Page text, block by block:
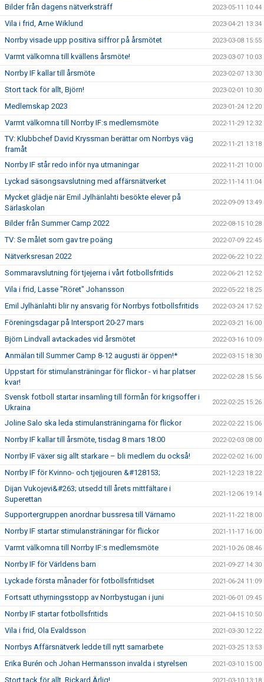
Bilder från dagens nätverksträff 2023-05-11 10:44
Vila i frid, Arne Wiklund 2023-04-21 13:34
Norrby visade upp positiva siffror på årsmötet 2023-03-08 15:55
Varmt välkomna till kvällens årsmöte! 2023-03-07 10:03
Norrby IF kallar till årsmöte 2023-02-07 13:30
Stort tack för allt, Björn! 2023-02-01 10:30
Medlemskap 2023 2023-01-24 12:20
Varmt välkomna till Norrby IF:s medlemsmöte 2022-11-29 12:32
TV: Klubbchef David Kryssman berättar om Norrbys väg
framåt
2022-11-21 13:18
Norrby IF står redo inför nya utmaningar 2022-11-21 10:00
Lyckad säsongsavslutning med affärsnätverket 2022-11-14 11:04
Mycket glädje när Emil Jylhänlahti besökte elever på
Särlaskolan
2022-09-09 13:49
Bilder från Summer Camp 2022 2022-08-15 10:28
TV: Se målet som gav tre poäng 2022-07-09 22:45
Nätverksresan 2022 2022-06-22 10:22
Sommaravslutning för tjejerna i vårt fotbollsfritids 2022-06-21 12:52
Vila i frid, Lasse "Röret" Johansson 2022-05-22 18:25
Emil Jylhänlahti blir ny ansvarig för Norrbys fotbollsfritids 2022-03-24 17:52
Föreningsdagar på Intersport 20-27 mars 2022-03-21 16:00
Björn Lindvall avtackades vid årsmötet 2022-03-16 10:09
Anmälan till Summer Camp 8-12 augusti är öppen!* 2022-03-15 18:30
Uppstart för stimulansträningar för flickor - vi har platser
kvar!
2022-02-28 15:56
Svensk fotboll startar insamling till förmån för krigsoffer i
Ukraina
2022-02-25 15:26
Joline Salo ska leda stimulansträningarna för flickor 2022-02-22 15:06
Norrby IF kallar till årsmöte, tisdag 8 mars 18:00 2022-02-03 08:00
Norrby IF växer sig allt starkare – bli medlem du också! 2022-02-02 16:00
Norrby IF för Kvinno- och tjejjouren &#128153; 2021-12-23 18:22
Dijan Vukojevi&#263; utsedd till årets mittfältare i
Superettan
2021-12-06 19:14
Supportergruppen anordnar bussresa till Värnamo 2021-11-22 18:00
Norrby IF startar stimulansträningar för flickor 2021-11-17 16:00
Varmt välkomna till Norrby IF:s medlemsmöte 2021-10-26 08:46
Norrby IF för Världens barn 2021-09-27 14:30
Lyckade första månader för fotbollsfritidset 2021-06-24 11:09
Fortsatt uthyrningsstopp av Norrbystugan i juni 2021-06-01 09:45
Norrby IF startar fotbollsfritids 2021-04-15 10:50
Vila i frid, Ola Evaldsson 2021-03-30 12:22
Norrbys Affärsnätverk ledde till nytt samarbete 2021-03-25 13:53
Erika Burén och Johan Hermansson invalda i styrelsen 2021-03-10 15:00
Stort tack för allt, Rickard Ärlig!